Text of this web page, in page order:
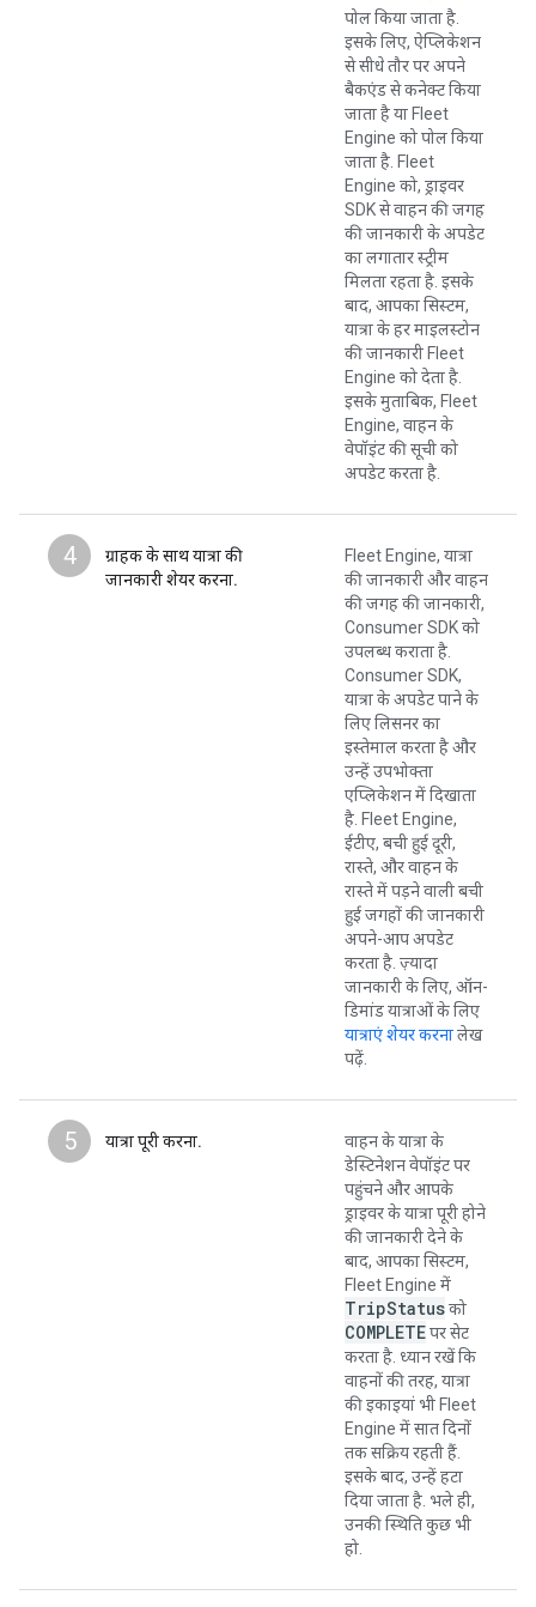
पोल किया जाता है.
इसके लिए, ऐप्लिकेशन
से सीधे तौर पर अपने
बैकएंड से कनेक्ट किया
जाता है या Fleet
Engine को पोल किया
जाता है. Fleet
Engine को, ड्राइवर
SDK से वाहन की जगह
की जानकारी के अपडेट
का लगातार स्ट्रीम
मिलता रहता है. इसके
बाद, आपका सिस्टम,
यात्रा के हर माइलस्टोन
की जानकारी Fleet
Engine को देता है.
इसके मुताबिक, Fleet
Engine, वाहन के
वेपॉइंट की सूची को
अपडेट करता है.
4
ग्राहक के साथ यात्रा की
जानकारी शेयर करना.
Fleet Engine, यात्रा
की जानकारी और वाहन
की जगह की जानकारी,
Consumer SDK को
उपलब्ध कराता है.
Consumer SDK,
यात्रा के अपडेट पाने के
लिए लिसनर का
इस्तेमाल करता है और
उन्हें उपभोक्ता
एप्लिकेशन में दिखाता
है. Fleet Engine,
ईटीए, बची हुई दूरी,
रास्ते, और वाहन के
रास्ते में पड़ने वाली बची
हुई जगहों की जानकारी
अपने-आप अपडेट
करता है. ज़्यादा
जानकारी के लिए, ऑन-
डिमांड यात्राओं के लिए
यात्राएं शेयर करनालेख
पढ़ें.
5 यात्रा पूरी करना.
वाहन के यात्रा के
डेस्टिनेशन वेपॉइंट पर
पहुंचने और आपके
ड्राइवर के यात्रा पूरी होने
की जानकारी देने के
बाद, आपका सिस्टम,
Fleet Engine में
TripStatusको
COMPLETEपर सेट
करता है. ध्यान रखें कि
वाहनों की तरह, यात्रा
की इकाइयां भी Fleet
Engine में सात दिनों
तक सक्रिय रहती हैं.
इसके बाद, उन्हें हटा
दिया जाता है. भले ही,
उनकी स्थिति कुछ भी
हो.